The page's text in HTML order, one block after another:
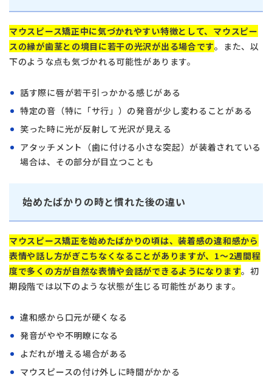
マウスピース矯正中に気づかれやすい特徴として、マウスピー
スの縁が歯茎との境目に若干の光沢が出る場合です。また、以
下のような点も気づかれる可能性があります。
話す際に唇が若干引っかかる感じがある
特定の音（特に「サ行」）の発音が少し変わることがある
笑った時に光が反射して光沢が見える
アタッチメント（歯に付ける小さな突起）が装着されている
場合は、その部分が目立つことも
始めたばかりの時と慣れた後の違い
マウスピース矯正を始めたばかりの頃は、装着感の違和感から
表情や話し方がぎこちなくなることがありますが、1〜2週間程
度で多くの方が自然な表情や会話ができるようになります。初
期段階では以下のような状態が生じる可能性があります。
違和感から口元が硬くなる
発音がやや不明瞭になる
よだれが増える場合がある
マウスピースの付け外しに時間がかかる